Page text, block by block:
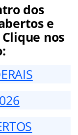
dos
e
nos